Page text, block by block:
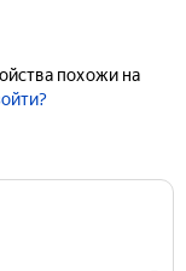
похожи на